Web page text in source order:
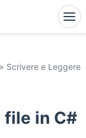
» Scrivere e Leggere
file in C#